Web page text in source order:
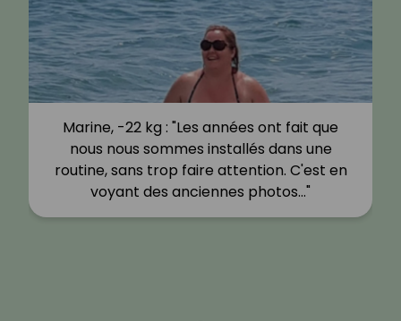
Marine, -22 kg : "Les années ont fait que
nous nous sommes installés dans une
routine, sans trop faire attention. C'est en
voyant des anciennes photos…"